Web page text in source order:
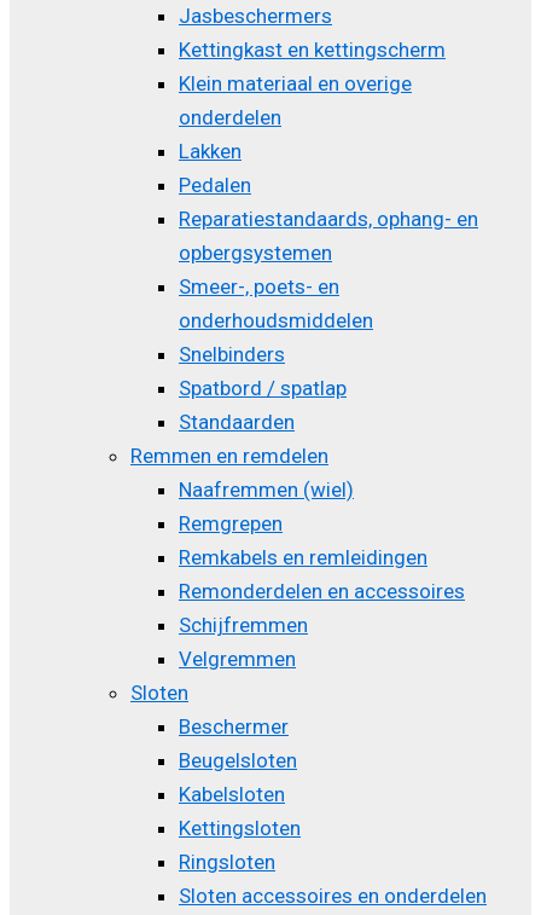
Jasbeschermers
Kettingkast en kettingscherm
Klein materiaal en overige
onderdelen
Lakken
Pedalen
Reparatiestandaards, ophang- en
opbergsystemen
Smeer-, poets- en
onderhoudsmiddelen
Snelbinders
Spatbord / spatlap
Standaarden
Remmen en remdelen
Naafremmen (wiel)
Remgrepen
Remkabels en remleidingen
Remonderdelen en accessoires
Schijfremmen
Velgremmen
Sloten
Beschermer
Beugelsloten
Kabelsloten
Kettingsloten
Ringsloten
Sloten accessoires en onderdelen